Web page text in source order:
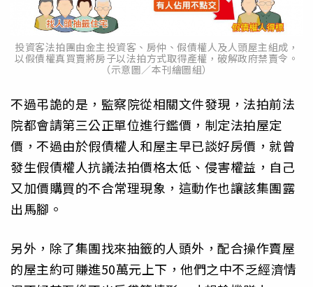
投資客法拍團由金主投資客、房仲、假債權人及人頭屋主組成，
以假債權真買賣將房子以法拍方式取得產權，破解政府禁賣令。
（示意圖／本刊繪圖組）
不過弔詭的是，監察院從相關文件發現，法拍前法
院都會請第三公正單位進行鑑價，制定法拍屋定
價，不過由於假債權人和屋主早已談好房價，就曾
發生假債權人抗議法拍價格太低、侵害權益，自己
又加價購買的不合常理現象，這動作也讓該集團露
出馬腳。
另外，除了集團找來抽籤的人頭外，配合操作賣屋
的屋主約可賺進50萬元上下，他們之中不乏經濟情